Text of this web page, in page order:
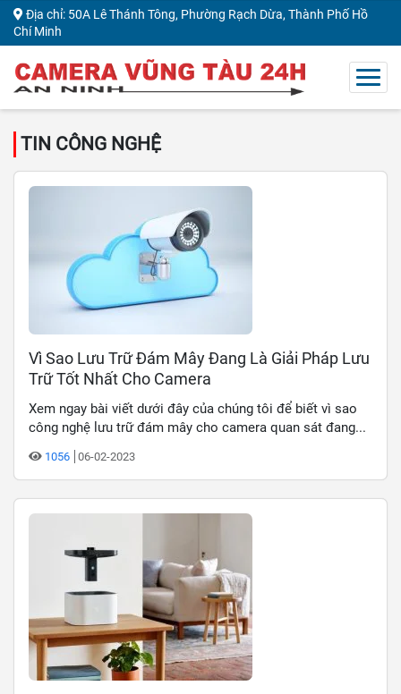
Địa chỉ: 50A Lê Thánh Tông, Phường Rạch Dừa, Thành Phố Hồ
Chí Minh
TIN CÔNG NGHỆ
Vì Sao Lưu Trữ Đám Mây Đang Là Giải Pháp Lưu
Trữ Tốt Nhất Cho Camera
Xem ngay bài viết dưới đây của chúng tôi để biết vì sao
công nghệ lưu trữ đám mây cho camera quan sát đang...
1056 06-02-2023